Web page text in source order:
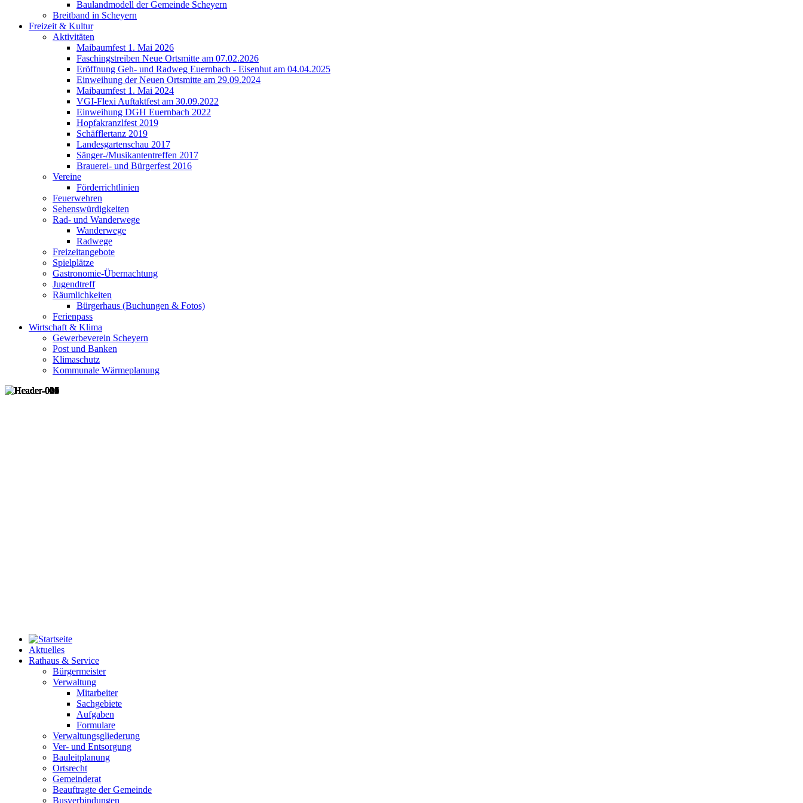
Baulandmodell der Gemeinde Scheyern
Breitband in Scheyern
Freizeit & Kultur
Aktivitäten
Maibaumfest 1. Mai 2026
Faschingstreiben Neue Ortsmitte am 07.02.2026
Eröffnung Geh- und Radweg Euernbach - Eisenhut am 04.04.2025
Einweihung der Neuen Ortsmitte am 29.09.2024
Maibaumfest 1. Mai 2024
VGI-Flexi Auftaktfest am 30.09.2022
Einweihung DGH Euernbach 2022
Hopfakranzlfest 2019
Schäfflertanz 2019
Landesgartenschau 2017
Sänger-/Musikantentreffen 2017
Brauerei- und Bürgerfest 2016
Vereine
Förderrichtlinien
Feuerwehren
Sehenswürdigkeiten
Rad- und Wanderwege
Wanderwege
Radwege
Freizeitangebote
Spielplätze
Gastronomie-Übernachtung
Jugendtreff
Räumlichkeiten
Bürgerhaus (Buchungen & Fotos)
Ferienpass
Wirtschaft & Klima
Gewerbeverein Scheyern
Post und Banken
Klimaschutz
Kommunale Wärmeplanung
Aktuelles
Rathaus & Service
Bürgermeister
Verwaltung
Mitarbeiter
Sachgebiete
Aufgaben
Formulare
Verwaltungsgliederung
Ver- und Entsorgung
Bauleitplanung
Ortsrecht
Gemeinderat
Beauftragte der Gemeinde
Busverbindungen